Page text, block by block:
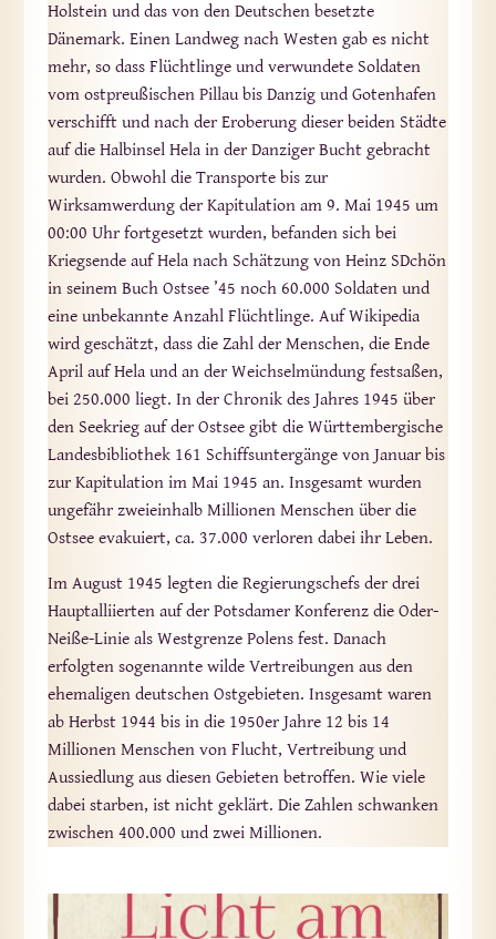
Holstein und das von den Deutschen besetzte
Dänemark. Einen Landweg nach Westen gab es nicht
mehr, so dass Flüchtlinge und verwundete Soldaten
vom ostpreußischen Pillau bis Danzig und Gotenhafen
verschifft und nach der Eroberung dieser beiden Städte
auf die Halbinsel Hela in der Danziger Bucht gebracht
wurden. Obwohl die Transporte bis zur
Wirksamwerdung der Kapitulation am 9. Mai 1945 um
00:00 Uhr fortgesetzt wurden, befanden sich bei
Kriegsende auf Hela nach Schätzung von Heinz SDchön
in seinem Buch Ostsee ’45 noch 60.000 Soldaten und
eine unbekannte Anzahl Flüchtlinge. Auf Wikipedia
wird geschätzt, dass die Zahl der Menschen, die Ende
April auf Hela und an der Weichselmündung festsaßen,
bei 250.000 liegt. In der Chronik des Jahres 1945 über
den Seekrieg auf der Ostsee gibt die Württembergische
Landesbibliothek 161 Schiffsuntergänge von Januar bis
zur Kapitulation im Mai 1945 an. Insgesamt wurden
ungefähr zweieinhalb Millionen Menschen über die
Ostsee evakuiert, ca. 37.000 verloren dabei ihr Leben.
Im August 1945 legten die Regierungschefs der drei
Hauptalliierten auf der Potsdamer Konferenz die Oder-
Neiße-Linie als Westgrenze Polens fest. Danach
erfolgten sogenannte wilde Vertreibungen aus den
ehemaligen deutschen Ostgebieten. Insgesamt waren
ab Herbst 1944 bis in die 1950er Jahre 12 bis 14
Millionen Menschen von Flucht, Vertreibung und
Aussiedlung aus diesen Gebieten betroffen. Wie viele
dabei starben, ist nicht geklärt. Die Zahlen schwanken
zwischen 400.000 und zwei Millionen.